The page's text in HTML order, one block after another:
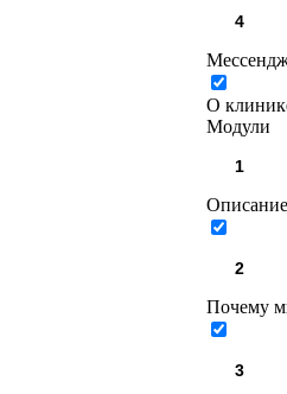
О
Модули
Описание
Почему